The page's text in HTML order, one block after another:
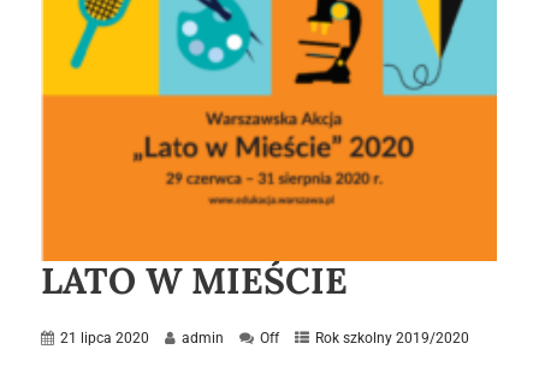
LATO W MIEŚCIE
21 lipca 2020 admin Off Rok szkolny 2019/2020